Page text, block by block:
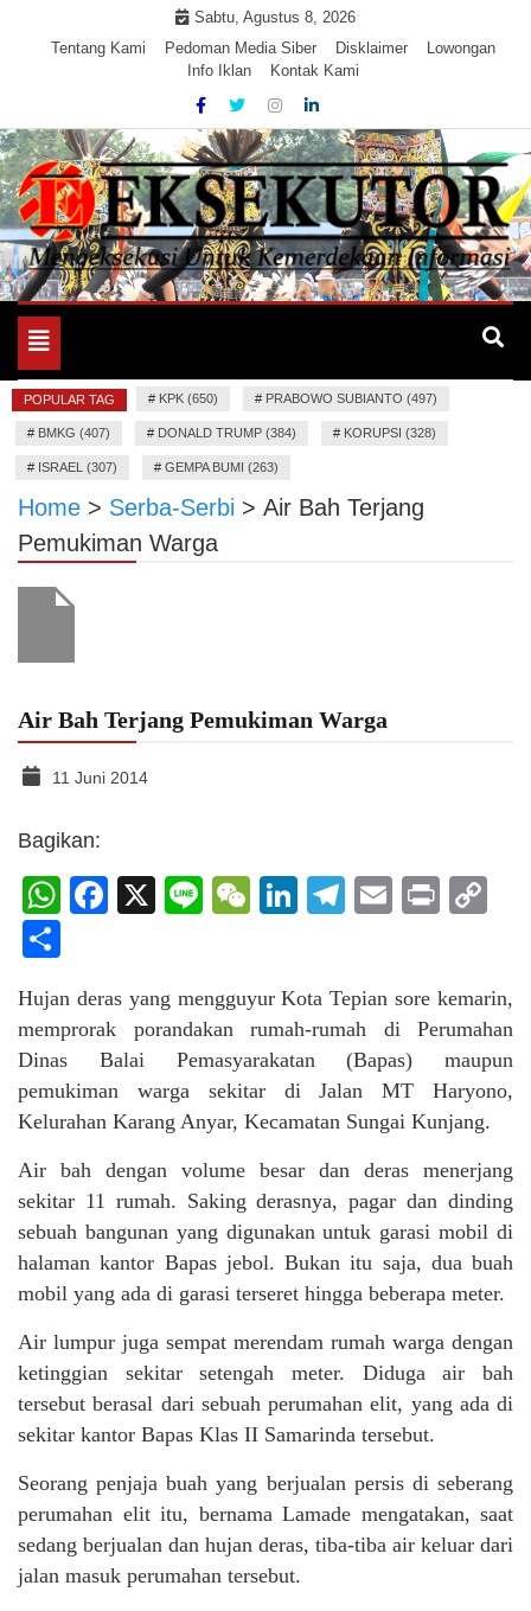
Sabtu, Agustus 8, 2026
Tentang Kami
Pedoman Media Siber Disklaimer
Lowongan
Info Iklan
Kontak Kami
EKSEKUTOR
Mengeksekusi Berita Untuk Kemerdekaan dan Keadilan
Toggle
navigation
POPULAR TAG # KPK (650) # PRABOWO SUBIANTO (497)
# BMKG (407) # DONALD TRUMP (384) # KORUPSI (328)
# ISRAEL (307) # GEMPA BUMI (263)
Home > Serba-Serbi > Air Bah Terjang
Pemukiman Warga
Air Bah Terjang Pemukiman Warga
11 Juni 2014
Bagikan:
WhatsApp
Facebook
X LineWeChat
LinkedIn
Telegram
Email
Print
Hujan deras yang mengguyur Kota Tepian sore kemarin,
memprorak porandakan rumah-rumah di Perumahan
Dinas Balai Pemasyarakatan (Bapas) maupun
pemukiman warga sekitar di Jalan MT Haryono,
Kelurahan Karang Anyar, Kecamatan Sungai Kunjang.
Air bah dengan volume besar dan deras menerjang
sekitar 11 rumah. Saking derasnya, pagar dan dinding
sebuah bangunan yang digunakan untuk garasi mobil di
halaman kantor Bapas jebol. Bukan itu saja, dua buah
mobil yang ada di garasi terseret hingga beberapa meter.
Air lumpur juga sempat merendam rumah warga dengan
ketinggian sekitar setengah meter. Diduga air bah
tersebut berasal dari sebuah perumahan elit, yang ada di
sekitar kantor Bapas Klas II Samarinda tersebut.
Seorang penjaja buah yang berjualan persis di seberang
perumahan elit itu, bernama Lamade mengatakan, saat
sedang berjualan dan hujan deras, tiba-tiba air keluar dari
jalan masuk perumahan tersebut.